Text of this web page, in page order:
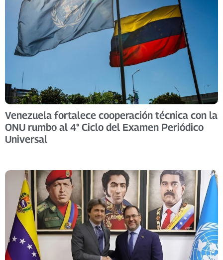
Venezuela fortalece cooperación técnica con la
ONU rumbo al 4° Ciclo del Examen Periódico
Universal